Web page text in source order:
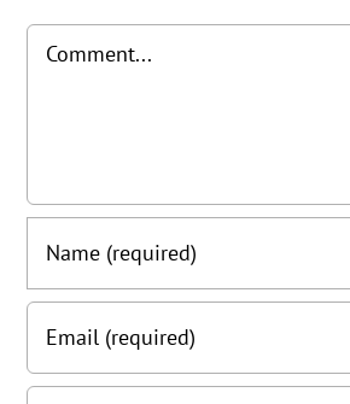
Comment